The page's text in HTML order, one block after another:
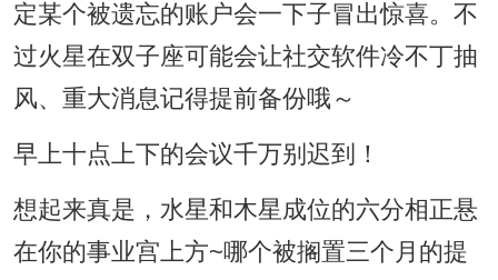
定某个被遗忘的账户会一下子冒出惊喜。不
过火星在双子座可能会让社交软件冷不丁抽
风、重大消息记得提前备份哦～
早上十点上下的会议千万别迟到！
想起来真是，水星和木星成位的六分相正悬
在你的事业宫上方~哪个被搁置三个月的提